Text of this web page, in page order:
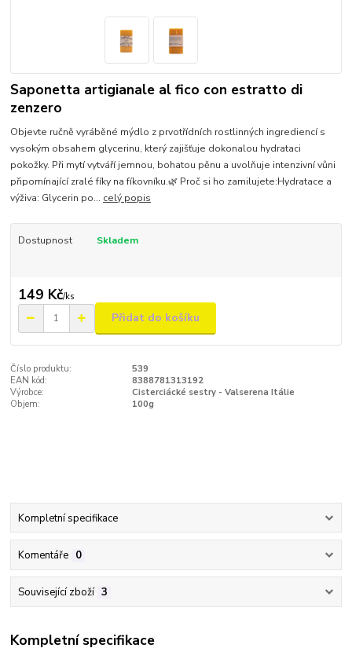
Saponetta artigianale al fico con estratto di
zenzero
Objevte ručně vyráběné mýdlo z prvotřídních rostlinných ingrediencí s
vysokým obsahem glycerinu, který zajišťuje dokonalou hydrataci
pokožky. Při mytí vytváří jemnou, bohatou pěnu a uvolňuje intenzivní vůni
připomínající zralé fíky na fíkovníku.🌿 Proč si ho zamilujete:Hydratace a
výživa: Glycerin po... celý popis
Dostupnost Skladem
149 Kč/ks
Přidat do košíku
Číslo produktu:
539
EAN kód:
8388781313192
Výrobce:
Cisterciácké sestry - Valserena Itálie
Objem:
100g
Kompletní specifikace
Komentáře 0
Související zboží 3
Kompletní specifikace